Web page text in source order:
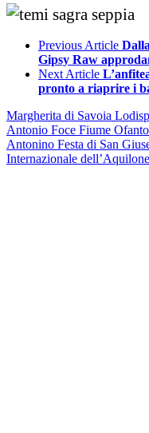
Previous Article
Gipsy Raw
Next Article
pronto a riaprire i
Margherita di Savoia
Antonio Foce Fiume Ofanto
Antonino Festa di San
Internazionale dell’Aquilone